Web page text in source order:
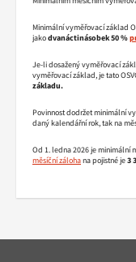
Minimální vyměřovací základ
jakodvanáctinásobek 50 %
Je-li dosažený vyměřovací
vyměřovací základ, je tato
základu.
Povinnost dodržet minimální
daný kalendářní rok, tak na
Od 1. ledna 2026 je minimální
měsíční zálohana pojistné je3